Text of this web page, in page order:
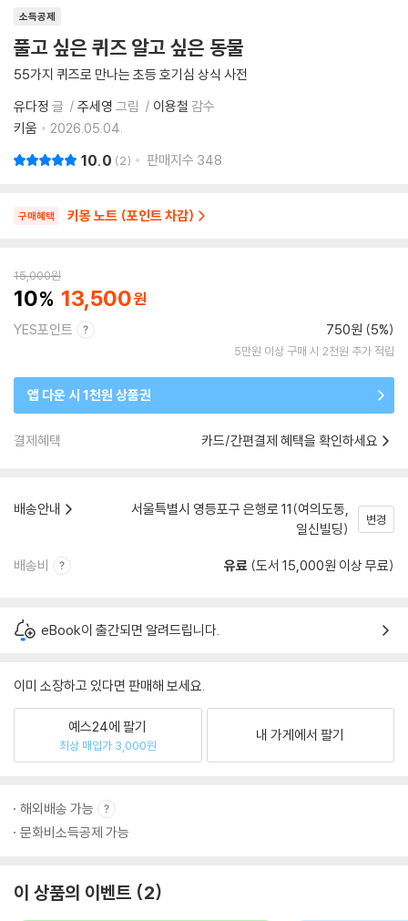
소득공제
풀고 싶은 퀴즈 알고 싶은 동물
55가지 퀴즈로 만나는 초등 호기심 상식 사전
유다정 글 주세영 그림 이용철 감수
키움
2026.05.04.
10.0 2 판매지수 348
구매혜택 키몽 노트 (포인트 차감)
15,000원
10 13,500
YES포인트 750원 (5%)
5만원 이상 구매 시 2천원 추가 적립
앱 다운 시 1천원 상품권
결제혜택 카드/간편결제 혜택을 확인하세요
배송안내
서울특별시 영등포구 은행로 11(여의도동,
일신빌딩)
변경
배송비 유료 (도서 15,000원 이상 무료)
eBook이 출간되면 알려드립니다.
이미 소장하고 있다면 판매해 보세요.
예스24에 팔기
최상 매입가 3,000원
내 가게에서 팔기
해외배송 가능
문화비소득공제 가능
이 상품의 이벤트 2